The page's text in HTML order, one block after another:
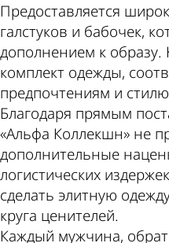
Предоставляется
галстуков и бабочек,
дополнением к
комплект одежды,
предпочтениям и
Благодаря прямым
«Альфа Коллекшн» не
дополнительные
логистических
сделать элитную
круга ценителей.
Каждый мужчина,